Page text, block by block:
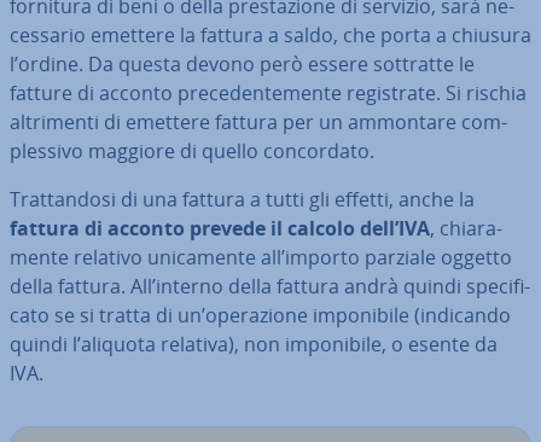
fornitura di beni o della pre­sta­zio­ne di servizio, sarà ne­
ces­sa­rio emettere la fattura a saldo, che porta a chiusura
l’ordine. Da questa devono però essere sottratte le
fatture di acconto pre­ce­den­te­men­te re­gi­stra­te. Si rischia
al­tri­men­ti di emettere fattura per un ammontare com­
ples­si­vo maggiore di quello con­cor­da­to.
Trat­tan­do­si di una fattura a tutti gli effetti, anche la
fattura di acconto prevede il calcolo dell’IVA, chia­ra­
men­te relativo uni­ca­men­te all’importo parziale oggetto
della fattura. All’interno della fattura andrà quindi spe­ci­fi­
ca­to se si tratta di un’ope­ra­zio­ne im­po­ni­bi­le (indicando
quindi l’aliquota relativa), non im­po­ni­bi­le, o esente da
IVA.